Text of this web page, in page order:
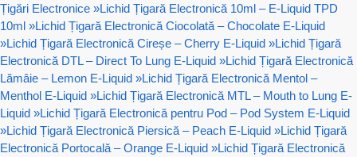
Țigări Electronice »Lichid Țigară Electronică 10ml – E-Liquid TPD
10ml »Lichid Țigară Electronică Ciocolată – Chocolate E-Liquid
»Lichid Țigară Electronică Cireșe – Cherry E-Liquid »Lichid Țigară
Electronică DTL – Direct To Lung E-Liquid »Lichid Țigară Electronică
Lămâie – Lemon E-Liquid »Lichid Țigară Electronică Mentol –
Menthol E-Liquid »Lichid Țigară Electronică MTL – Mouth to Lung E-
Liquid »Lichid Țigară Electronică pentru Pod – Pod System E-Liquid
»Lichid Țigară Electronică Piersică – Peach E-Liquid »Lichid Țigară
Electronică Portocală – Orange E-Liquid »Lichid Țigară Electronică